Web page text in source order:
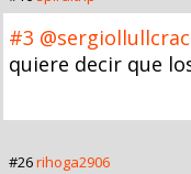
#3
quiere decir que
#26rihoga2906